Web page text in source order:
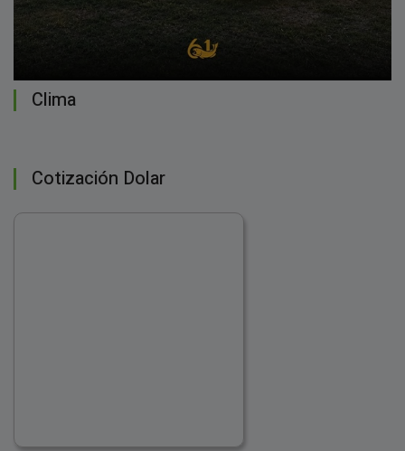
Clima
Cotización Dolar